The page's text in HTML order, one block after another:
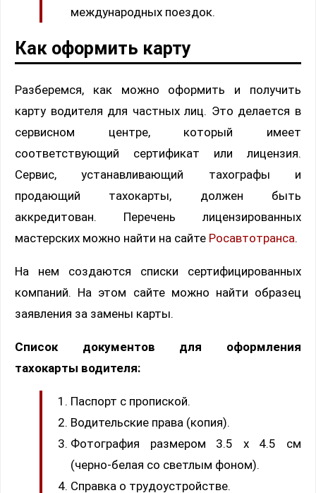
международных поездок.
Как оформить карту
Разберемся, как можно оформить и получить
карту водителя для частных лиц. Это делается в
сервисном центре, который имеет
соответствующий сертификат или лицензия.
Сервис, устанавливающий тахографы и
продающий тахокарты, должен быть
аккредитован. Перечень лицензированных
мастерских можно найти на сайте Росавтотранса.
На нем создаются списки сертифицированных
компаний. На этом сайте можно найти образец
заявления за замены карты.
Список документов для оформления
тахокарты водителя:
Паспорт с пропиской.
Водительские права (копия).
Фотография размером 3.5 х 4.5 см
(черно-белая со светлым фоном).
Справка о трудоустройстве.